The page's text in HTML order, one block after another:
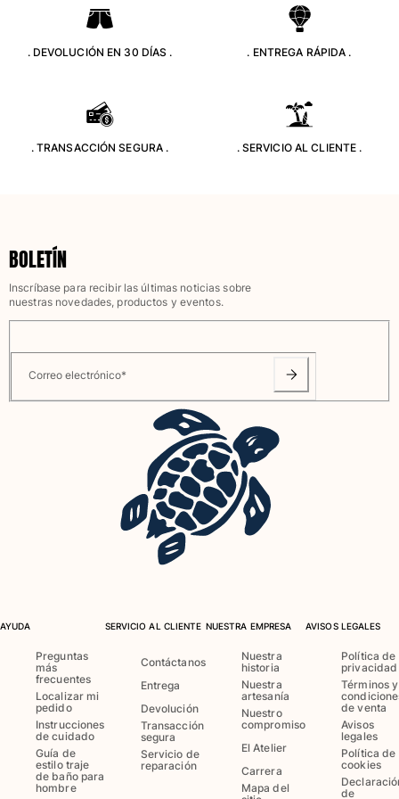
Clásico stretch
Trajes de baño Bordados
Trajes de baño mágicos
Ver todo Trajes de baño
Pret-a-porter
Sudaderas
Ver todo Pret-a-porter
Niña
Trajes de baño
Bañadores Una Pieza
Dos Piezas
Partes de abajo de bikini
Ver todo Trajes de baño
Monos
Pantalones cortos
Camisetas
Ver todo Pret-a-porter
Bebé
. DEVOLUCIÓN EN 30 DÍAS . . ENTREGA RÁPIDA .
. TRANSACCIÓN SEGURA . . SERVICIO AL CLIENTE .
BOLETÍN
Inscríbase para recibir las últimas noticias sobre
nuestras novedades, productos y eventos.
Correo electrónico*
AYUDA
Preguntas
más
frecuentes
Localizar mi
pedido
Instrucciones
de cuidado
Guía de
estilo traje
de baño para
hombre
SERVICIO AL CLIENTE
Contáctanos
Entrega
Devolución
Transacción
segura
Servicio de
reparación
NUESTRA EMPRESA
Nuestra
historia
Nuestra
artesanía
Nuestro
compromiso
El Atelier
Carrera
Mapa del
AVISOS LEGALES
Política de
privacidad
Términos y
de venta
Avisos
legales
Política de
cookies
de